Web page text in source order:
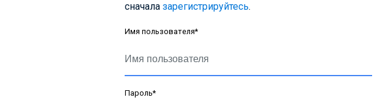
сначала зарегистрируйтесь.
Имя пользователя*
Пароль*